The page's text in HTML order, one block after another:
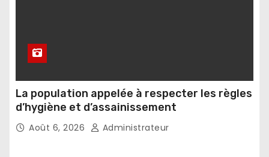
La population appelée à respecter les règles
d’hygiène et d’assainissement
Août 6, 2026 Administrateur